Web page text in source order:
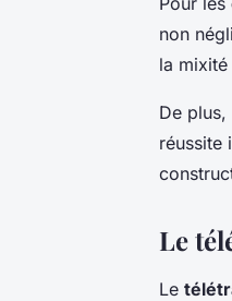
non
la
De
réussite
Le
Le